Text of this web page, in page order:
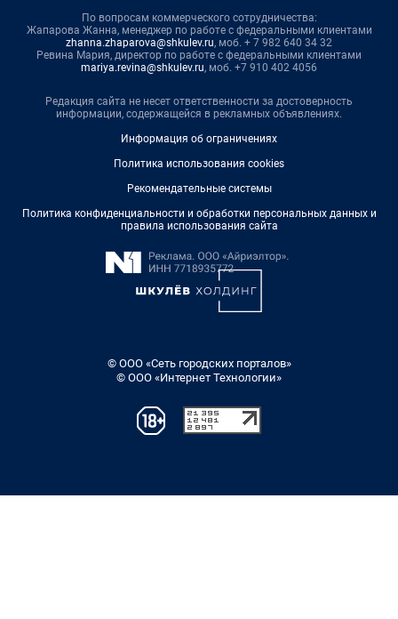
По вопросам коммерческого сотрудничества:
Жапарова Жанна, менеджер по работе с федеральными клиентами
zhanna.zhaparova@shkulev.ru, моб. + 7 982 640 34 32
Ревина Мария, директор по работе с федеральными клиентами
mariya.revina@shkulev.ru, моб. +7 910 402 4056
Редакция сайта не несет ответственности за достоверность
информации, содержащейся в рекламных объявлениях.
Информация об ограничениях
Политика использования cookies
Рекомендательные системы
Политика конфиденциальности и обработки персональных данных и
правила использования сайта
© ООО «Сеть городских порталов»
© ООО «Интернет Технологии»